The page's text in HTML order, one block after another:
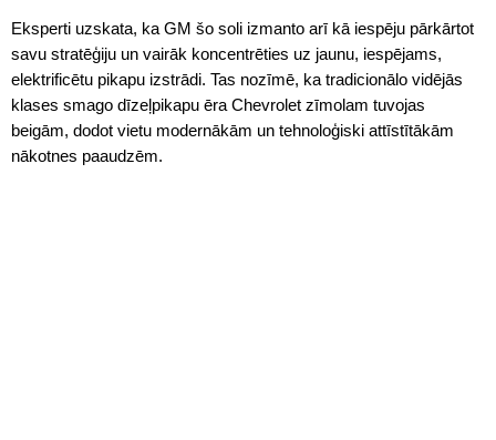
Eksperti uzskata, ka GM šo soli izmanto arī kā iespēju pārkārtot
savu stratēģiju un vairāk koncentrēties uz jaunu, iespējams,
elektrificētu pikapu izstrādi. Tas nozīmē, ka tradicionālo vidējās
klases smago dīzeļpikapu ēra Chevrolet zīmolam tuvojas
beigām, dodot vietu modernākām un tehnoloģiski attīstītākām
nākotnes paaudzēm.